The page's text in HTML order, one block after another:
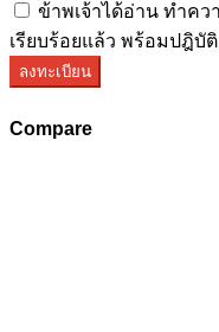
ข้าพเจ้าได้อ่าน ทำคว
เรียบร้อยแล้ว พร้อมปฎิบั
ลงทะเบียน
Compare